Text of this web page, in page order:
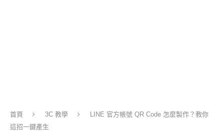
首頁 3C 教學
LINE 官方帳號 QR Code 怎麼製作？教你
這招一鍵產生